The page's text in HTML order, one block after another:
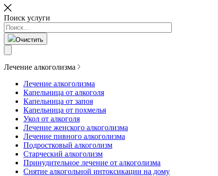
Поиск услуги
Очистить
Лечение алкоголизма
Лечение алкоголизма
Капельница от алкоголя
Капельница от запоя
Капельница от похмелья
Укол от алкоголя
Лечение женского алкоголизма
Лечение пивного алкоголизма
Подростковый алкоголизм
Старческий алкоголизм
Принудительное лечение от алкоголизма
Снятие алкогольной интоксикации на дому